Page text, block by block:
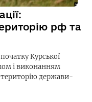
рф та
Курської
і виконанням
територію держави-